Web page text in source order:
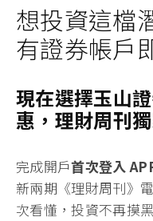
想投資這檔
有證券帳戶
現在選擇玉山
惠，理財周刊
完成開戶首次登入
新兩期《理財周刊》
次看懂，投資不再摸黑